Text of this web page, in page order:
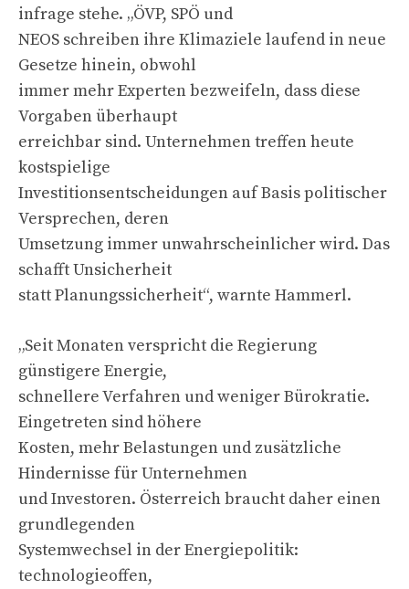
infrage stehe. „ÖVP, SPÖ und
NEOS schreiben ihre Klimaziele laufend in neue
Gesetze hinein, obwohl
immer mehr Experten bezweifeln, dass diese
Vorgaben überhaupt
erreichbar sind. Unternehmen treffen heute
kostspielige
Investitionsentscheidungen auf Basis politischer
Versprechen, deren
Umsetzung immer unwahrscheinlicher wird. Das
schafft Unsicherheit
statt Planungssicherheit“, warnte Hammerl.
„Seit Monaten verspricht die Regierung
günstigere Energie,
schnellere Verfahren und weniger Bürokratie.
Eingetreten sind höhere
Kosten, mehr Belastungen und zusätzliche
Hindernisse für Unternehmen
und Investoren. Österreich braucht daher einen
grundlegenden
Systemwechsel in der Energiepolitik:
technologieoffen,